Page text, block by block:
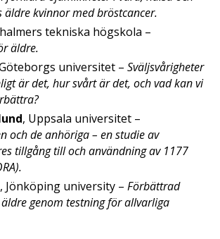
äldre kvinnor med bröstcancer.
tekniska högskola –
äldre.
universitet – Sväljsvårigheter
är det, hur svårt är det, och vad kan vi
, Uppsala universitet –
och de anhöriga – en studie av
tillgång till och användning av 1177
, Jönköping university – Förbättrad
genom testning för allvarliga